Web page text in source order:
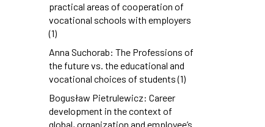
practical areas of cooperation of
vocational schools with employers
(1)
Anna Suchorab: The Professions of
the future vs. the educational and
vocational choices of students (1)
Bogusław Pietrulewicz: Career
development in the context of
global, organization and employee’s